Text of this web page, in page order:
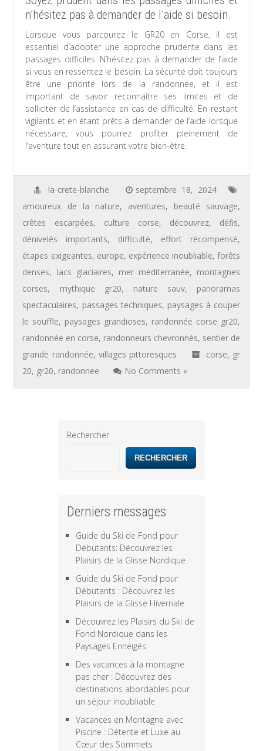
n’hésitez pas à demander de l’aide si besoin.
Lorsque vous parcourez le GR20 en Corse, il est
essentiel d’adopter une approche prudente dans les
passages difficiles. N’hésitez pas à demander de l’aide
si vous en ressentez le besoin. La sécurité doit toujours
être une priorité lors de la randonnée, et il est
important de savoir reconnaître ses limites et de
solliciter de l’assistance en cas de difficulté. En restant
vigilants et en étant prêts à demander de l’aide lorsque
nécessaire, vous pourrez profiter pleinement de
l’aventure tout en assurant votre bien-être.
la-crete-blanche
septembre 18, 2024
amoureux de la nature, aventures, beauté sauvage,
crêtes escarpées, culture corse, découvrez, défis,
dénivelés importants, difficulté, effort récompensé,
étapes exigeantes, europe, expérience inoubliable,forêts
denses, lacs glaciaires, mer méditerranée, montagnes
corses, mythique gr20, nature sauv, panoramas
spectaculaires, passages techniques, paysages à couper
le souffle, paysages grandioses, randonnée corse gr20,
randonnée en corse, randonneurs chevronnés, sentier de
grande randonnée,villages pittoresques corse, gr
20, gr20, randonnee No Comments »
Rechercher
RECHERCHER
Derniers messages
Guide du Ski de Fond pour
Débutants: Découvrez les
Plaisirs de la Glisse Nordique
Guide du Ski de Fond pour
Débutants : Découvrez les
Plaisirs de la Glisse Hivernale
Découvrez les Plaisirs du Ski de
Fond Nordique dans les
Paysages Enneigés
Des vacances à la montagne
pas cher : Découvrez des
destinations abordables pour
un séjour inoubliable
Vacances en Montagne avec
Piscine : Détente et Luxe au
Cœur des Sommets